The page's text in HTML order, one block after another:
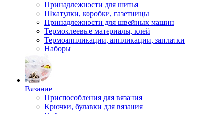
Принадлежности для шитья
Шкатулки, коробки, газетницы
Принадлежности для швейных машин
Термоклеевые материалы, клей
Термоаппликации, аппликации, заплатки
Наборы
Вязание
Приспособления для вязания
Крючки, булавки для вязания